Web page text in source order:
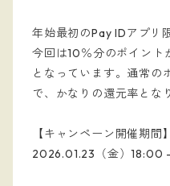
年始最初のPay IDアプリ
今回は10％分のポイント
となっています。通常の
で、かなりの還元率とな
【キャンペーン開催期間】
2026.01.23（金）18:00